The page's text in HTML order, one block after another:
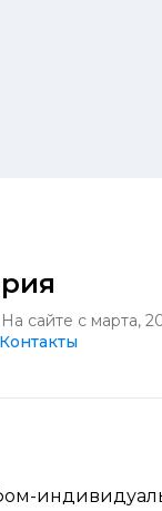
На сайте с марта,
Контакты